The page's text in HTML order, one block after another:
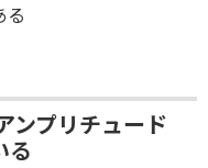
る
ンプリチュード
る